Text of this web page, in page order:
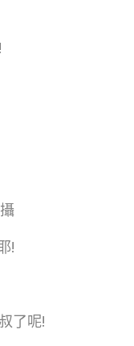
!
了呢!